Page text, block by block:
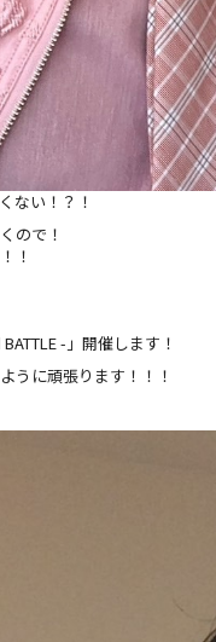
ない！？！
ので！
！
BATTLE -」開催します！
うに頑張ります！！！